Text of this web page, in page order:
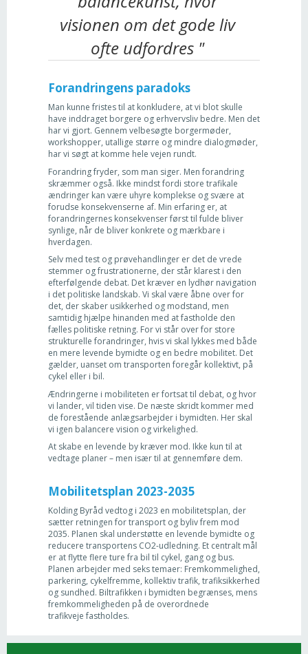
visionen om det gode liv
ofte udfordres "
Forandringens paradoks
Man kunne fristes til at konkludere, at vi blot skulle
have inddraget borgere og erhvervsliv bedre. Men det
har vi gjort. Gennem velbesøgte borgermøder,
workshopper, utallige større og mindre dialogmøder,
har vi søgt at komme hele vejen rundt.
Forandring fryder, som man siger. Men forandring
skræmmer også. Ikke mindst fordi store trafikale
ændringer kan være uhyre komplekse og svære at
forudse konsekvenserne af. Min erfaring er, at
forandringernes konsekvenser først til fulde bliver
synlige, når de bliver konkrete og mærkbare i
hverdagen.
Selv med test og prøvehandlinger er det de vrede
stemmer og frustrationerne, der står klarest i den
efterfølgende debat. Det kræver en lydhør navigation
i det politiske landskab. Vi skal være åbne over for
det, der skaber usikkerhed og modstand, men
samtidig hjælpe hinanden med at fastholde den
fælles politiske retning. For vi står over for store
strukturelle forandringer, hvis vi skal lykkes med både
en mere levende bymidte og en bedre mobilitet. Det
gælder, uanset om transporten foregår kollektivt, på
cykel eller i bil.
Ændringerne i mobiliteten er fortsat til debat, og hvor
vi lander, vil tiden vise. De næste skridt kommer med
de forestående anlægsarbejder i bymidten. Her skal
vi igen balancere vision og virkelighed.
At skabe en levende by kræver mod. Ikke kun til at
vedtage planer – men især til at gennemføre dem.
Mobilitetsplan 2023-2035
Kolding Byråd vedtog i 2023 en mobilitetsplan, der
sætter retningen for transport og byliv frem mod
2035. Planen skal understøtte en levende bymidte og
reducere transportens CO2-udledning. Et centralt mål
er at flytte flere ture fra bil til cykel, gang og bus.
Planen arbejder med seks temaer: Fremkommelighed,
parkering, cykelfremme, kollektiv trafik, trafiksikkerhed
og sundhed. Biltrafikken i bymidten begrænses, mens
fremkommeligheden på de overordnede
trafikveje fastholdes.